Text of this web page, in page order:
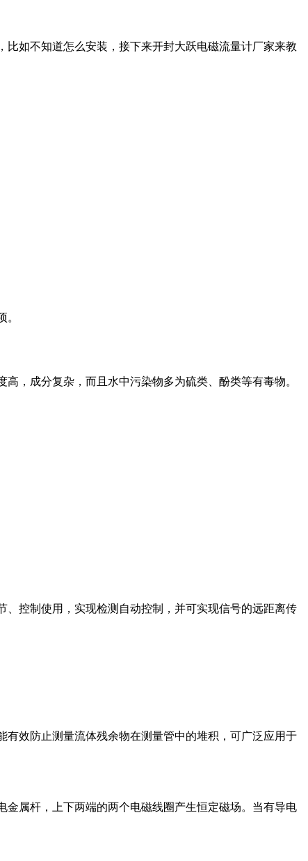
如不知道怎么安装，接下来开封大跃电磁流量计厂家​来教
，成分复杂，而且水中污染物多为硫类、酚类等有毒物。
控制使用，实现检测自动控制，并可实现信号的远距离传
效防止测量流体残余物在测量管中的堆积，可广泛应用于
属杆，上下两端的两个电磁线圈产生恒定磁场。当有导电